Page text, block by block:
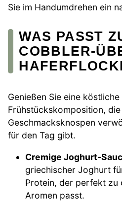
Sie im Handumdrehen ein
WAS PASST
COBBLER-
Genießen Sie eine köstliche
Frühstückskomposition,
Geschmacksknospen
für den Tag gibt.
Cremige Joghurt-
griechischer Joghurt
Protein, der perfekt zu
Aromen passt.